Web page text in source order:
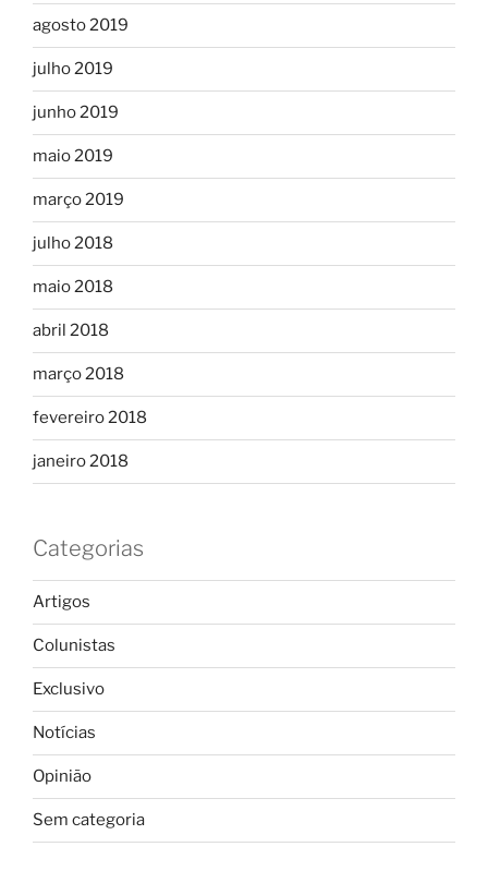
agosto 2019
julho 2019
junho 2019
maio 2019
março 2019
julho 2018
maio 2018
abril 2018
março 2018
fevereiro 2018
janeiro 2018
Categorias
Artigos
Colunistas
Exclusivo
Notícias
Opinião
Sem categoria